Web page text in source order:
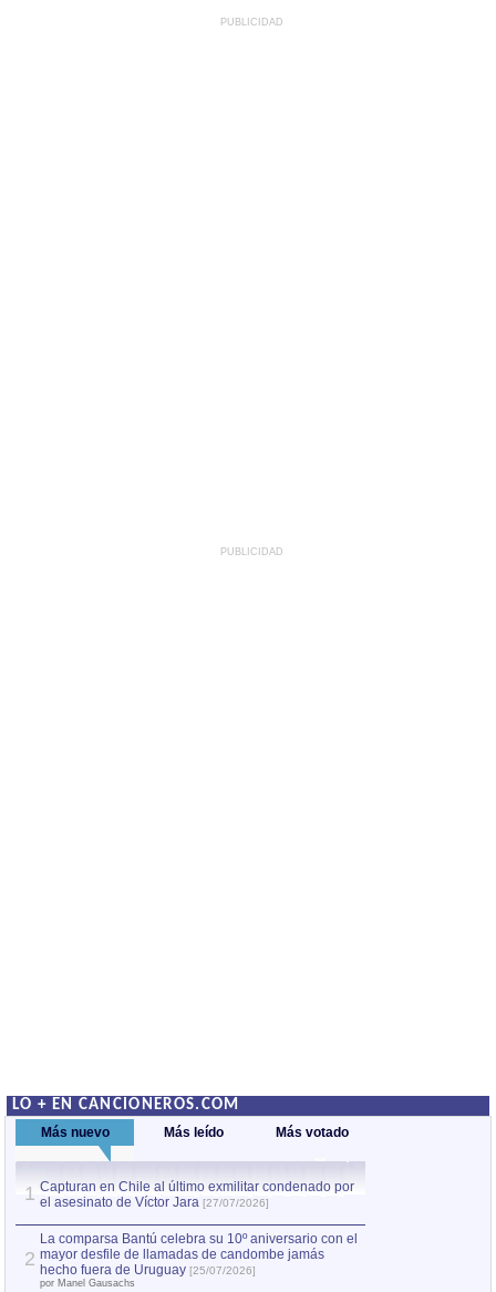
PUBLICIDAD
PUBLICIDAD
LO + EN CANCIONEROS.COM
Más nuevo Más leído Más votado
1 Capturan en Chile al último exmilitar condenado por
el asesinato de Víctor Jara [27/07/2026]
2
La comparsa Bantú celebra su 10º aniversario con el
mayor desfile de llamadas de candombe jamás
hecho fuera de Uruguay [25/07/2026]
por Manel Gausachs